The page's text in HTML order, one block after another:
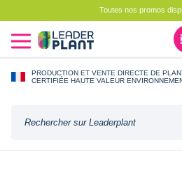
Toutes nos promos
PRODUCTION ET VENTE DIRECTE DE
CERTIFIÉE HAUTE VALEUR